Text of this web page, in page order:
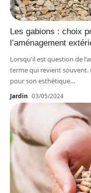
Les gabions : choix
l’aménagement
Lorsqu'il est question de
terme qui revient souvent.
pour son esthétique…
Jardin 03/05/2024